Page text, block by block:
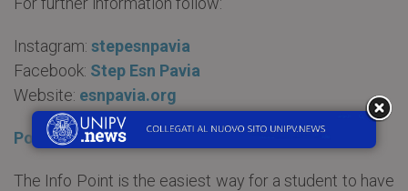
Instagram: stepesnpavia
Facebook: Step Esn Pavia
Website: esnpavia.org
Poster
The Info Point is the easiest way for a student to have